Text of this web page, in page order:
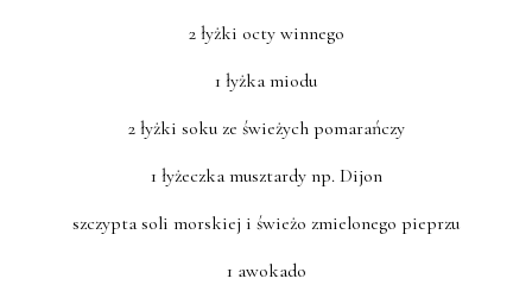
2 łyżki octy winnego
1 łyżka miodu
2 łyżki soku ze świeżych pomarańczy
1 łyżeczka musztardy np. Dijon
szczypta soli morskiej i świeżo zmielonego pieprzu
1 awokado